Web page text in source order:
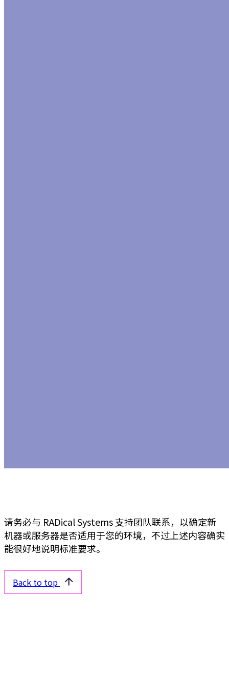
请务必与 RADical Systems 支持团队联系，以确定新
机器或服务器是否适用于您的环境，不过上述内容确实
能很好地说明标准要求。
Back to top